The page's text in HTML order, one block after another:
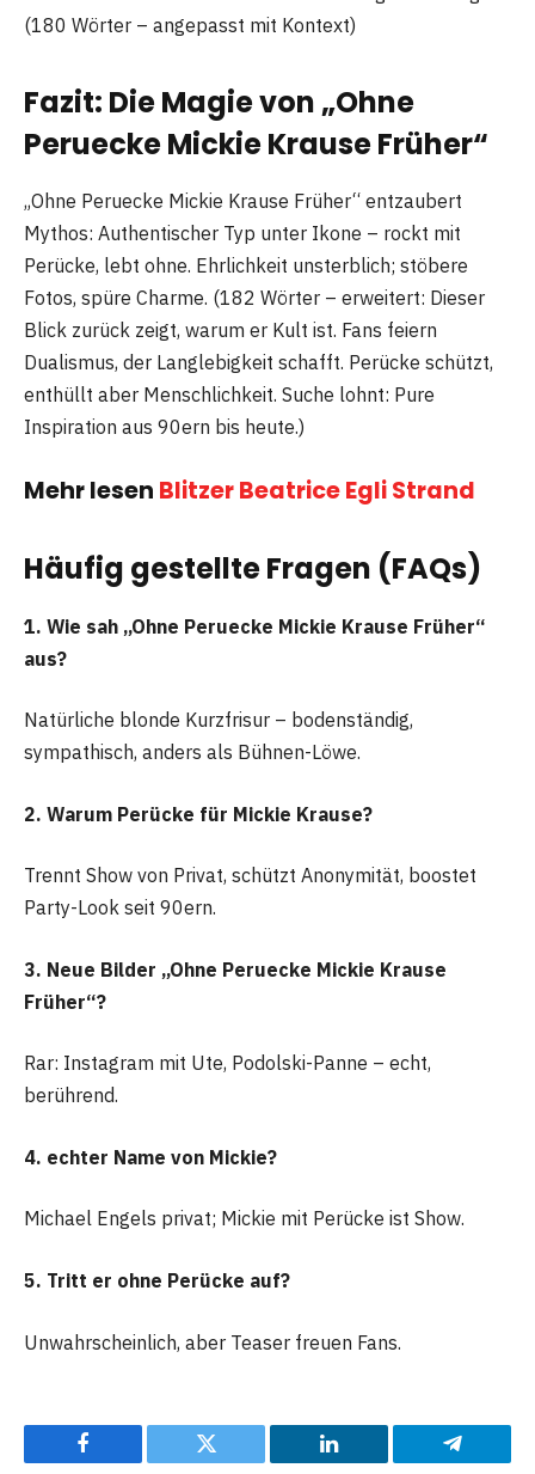
(180 Wörter – angepasst mit Kontext)
Fazit: Die Magie von „Ohne
Peruecke Mickie Krause Früher“
„Ohne Peruecke Mickie Krause Früher“ entzaubert
Mythos: Authentischer Typ unter Ikone – rockt mit
Perücke, lebt ohne. Ehrlichkeit unsterblich; stöbere
Fotos, spüre Charme. (182 Wörter – erweitert: Dieser
Blick zurück zeigt, warum er Kult ist. Fans feiern
Dualismus, der Langlebigkeit schafft. Perücke schützt,
enthüllt aber Menschlichkeit. Suche lohnt: Pure
Inspiration aus 90ern bis heute.)
Mehr lesen Blitzer Beatrice Egli Strand
Häufig gestellte Fragen (FAQs)
1. Wie sah „Ohne Peruecke Mickie Krause Früher“
aus?
Natürliche blonde Kurzfrisur – bodenständig,
sympathisch, anders als Bühnen-Löwe.
2. Warum Perücke für Mickie Krause?
Trennt Show von Privat, schützt Anonymität, boostet
Party-Look seit 90ern.
3. Neue Bilder „Ohne Peruecke Mickie Krause
Früher“?
Rar: Instagram mit Ute, Podolski-Panne – echt,
berührend.
4. echter Name von Mickie?
Michael Engels privat; Mickie mit Perücke ist Show.
5. Tritt er ohne Perücke auf?
Unwahrscheinlich, aber Teaser freuen Fans.
Facebook Twitter LinkedIn Telegram